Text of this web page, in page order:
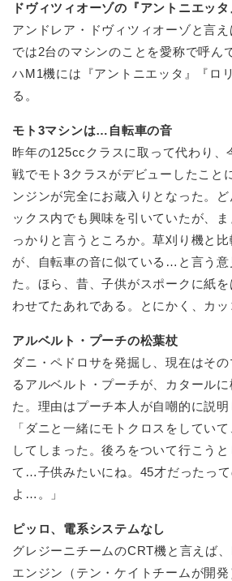
ドヴィツィオーゾの『アントニエッタ
アンドレア・ドヴィツィオーゾと言
では2台のマシンのことを愛称で呼ん
ハM1機には『アントニエッタ』『ロ
る。
モト3マシンは…自転車の音
昨年の125ccクラスに取って代わり、
戦でモト3クラスがデビューしたこと
ンジンが完全にお蔵入りとなった。
ックス内でも興味を引いていたが、
っかりと言うところか。草刈り機と
が、自転車の音に似ている…と言う意
た。ほら、昔、子供がスポークに紙
わせてたあれである。とにかく、カッ
アルベルト・プーチの松葉杖
ダニ・ペドロサを発掘し、現在はそ
るアルベルト・プーチが、カタール
た。理由はプーチ本人が自嘲的に説明
「ダニと一緒にモトクロスをしてい
してしまった。後ろをついて行こう
て…子供みたいにね。45才だったっ
よ…。」
ピッロ、電系システムなし
グレジーニチームのCRT機と言えば
エンジン（テン・ケイトチームが開